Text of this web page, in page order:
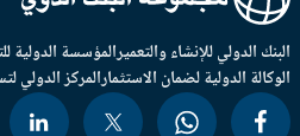
الدولي للإنشاء والتعميرالمؤسسة الدولية
الدولية لضمان الاستثمارالمركز الدولي